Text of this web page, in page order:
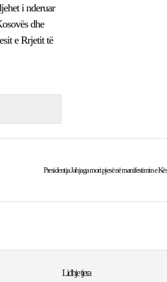
i nderuar
dhe
e Rrjetit të
Presidentja Jahjaga mori pjesë në manifestimin e
Lidhje tjera